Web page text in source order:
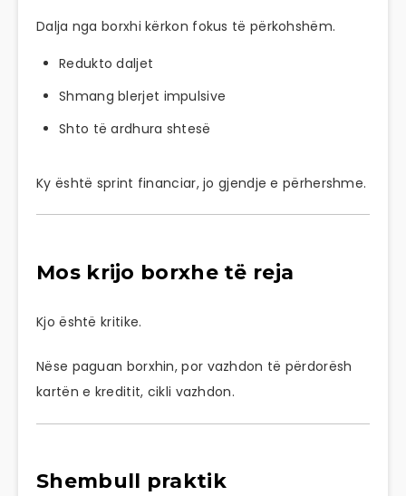
Dalja nga borxhi kërkon fokus të përkohshëm.
Redukto daljet
Shmang blerjet impulsive
Shto të ardhura shtesë
Ky është sprint financiar, jo gjendje e përhershme.
Mos krijo borxhe të reja
Kjo është kritike.
Nëse paguan borxhin, por vazhdon të përdorësh
kartën e kreditit, cikli vazhdon.
Shembull praktik